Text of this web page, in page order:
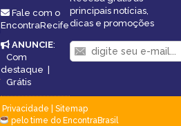
Fale com o
EncontraRecife
ANUNCIE:
Com
destaque |
Grátis
principais notícias,
dicas e promoções
Privacidade
Sitemap
pelo time do EncontraBrasil